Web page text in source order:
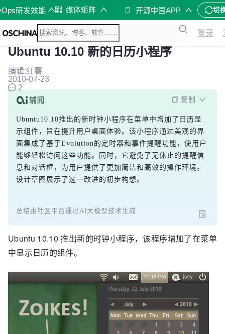
研发效能 媒体矩阵 开源中国APP 切
登录
Ubuntu 10.10 新的日历小程序
编辑:红薯
2010-07-23
2
复制
Ubuntu10.10推出的新时钟小程序在菜单中增加了日历显
示组件，旨在提升用户桌面体验。该小程序通过美观的界
面集成了基于Evolution的定时器和事件提醒功能，使用户
能够轻松访问这些功能。同时，它避免了无休止的提醒信
息和对话框，为用户提供了更加简洁和高效的操作环境。
设计草图展示了这一改进的初步构想。
总结由社区平台通过AI大模型技术生成
Ubuntu 10.10 推出新的时钟小程序，该程序增加了在菜单
中显示日历的组件。